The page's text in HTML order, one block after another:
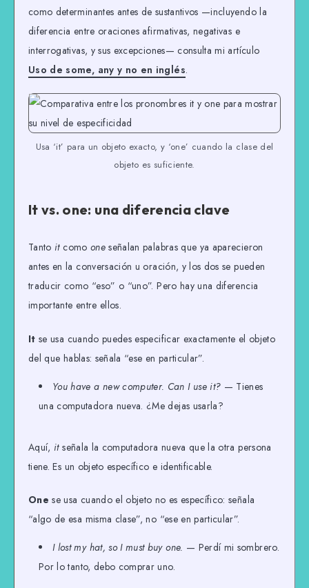
como determinantes antes de sustantivos —incluyendo la
diferencia entre oraciones afirmativas, negativas e
interrogativas, y sus excepciones— consulta mi artículo
Uso de some, any y no en inglés.
Usa ‘it’ para un objeto exacto, y ‘one’ cuando la clase del
objeto es suficiente.
It vs. one: una diferencia clave
Tanto itcomo oneseñalan palabras que ya aparecieron
antes en la conversación u oración, y los dos se pueden
traducir como “eso” o “uno”. Pero hay una diferencia
importante entre ellos.
It se usa cuando puedes especificar exactamente el objeto
del que hablas: señala “ese en particular”.
You have a new computer. Can I use it? — Tienes
una computadora nueva. ¿Me dejas usarla?
Aquí, itseñala la computadora nueva que la otra persona
tiene. Es un objeto específico e identificable.
One se usa cuando el objeto no es específico: señala
“algo de esa misma clase”, no “ese en particular”.
I lost my hat, so I must buy one. — Perdí mi sombrero.
Por lo tanto, debo comprar uno.